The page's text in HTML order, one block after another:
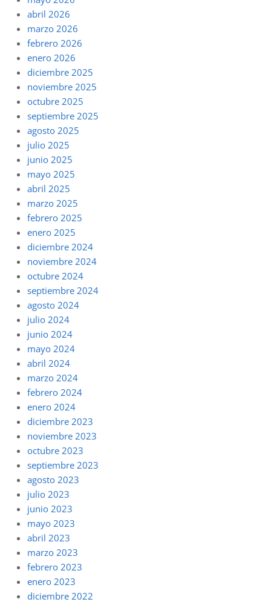
abril 2026
marzo 2026
febrero 2026
enero 2026
diciembre 2025
noviembre 2025
octubre 2025
septiembre 2025
agosto 2025
julio 2025
junio 2025
mayo 2025
abril 2025
marzo 2025
febrero 2025
enero 2025
diciembre 2024
noviembre 2024
octubre 2024
septiembre 2024
agosto 2024
julio 2024
junio 2024
mayo 2024
abril 2024
marzo 2024
febrero 2024
enero 2024
diciembre 2023
noviembre 2023
octubre 2023
septiembre 2023
agosto 2023
julio 2023
junio 2023
mayo 2023
abril 2023
marzo 2023
febrero 2023
enero 2023
diciembre 2022